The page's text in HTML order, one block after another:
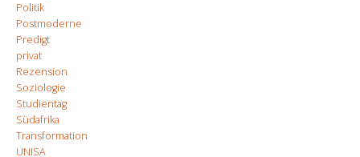
Politik
Postmoderne
Predigt
privat
Rezension
Soziologie
Studientag
Südafrika
Transformation
UNISA